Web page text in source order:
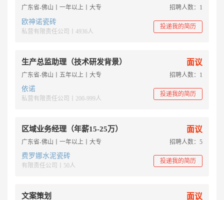
广东省-佛山丨一年以上丨大专 招聘人数：1
欧神诺瓷砖
私营有限责任公司丨4936人
投递我的简历
生产总监助理（技术研发背景） 面议
广东省-佛山丨五年以上丨大专 招聘人数：1
依诺
私营有限责任公司丨200-999人
投递我的简历
区域业务经理（年薪15-25万） 面议
广东省-佛山丨一年以上丨大专 招聘人数：5
费罗娜水泥瓷砖
有限责任公司丨50人
投递我的简历
文案策划 面议